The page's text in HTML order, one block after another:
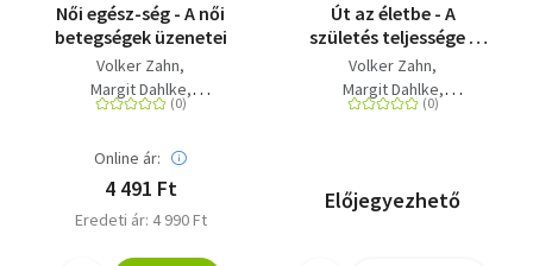
Női egész-ség - A női
betegségek üzenetei
Volker Zahn
Margit Dahlke
Rüdiger Dahlke
Online ár:
4 491 Ft
Eredeti ár: 4 990 Ft
Út az életbe - A
születés teljessége -
Várandósságról és
születésről -
holisztikus szemmel
Volker Zahn
Margit Dahlke
Rüdiger Dahlke
Előjegyezhető